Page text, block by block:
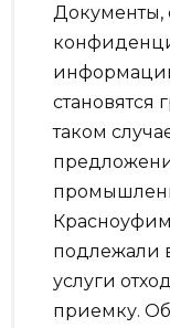
таком
подлежали
услуги
приемку.